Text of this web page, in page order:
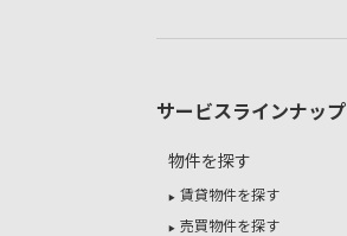
サービスラインナップ
物件を探す
賃貸物件を探す
売買物件を探す